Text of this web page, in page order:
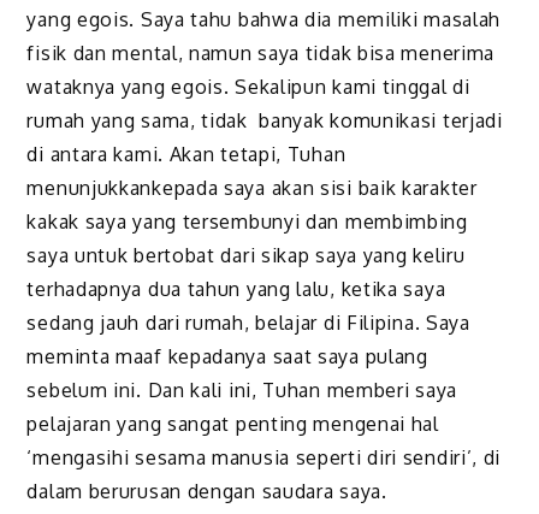
yang egois. Saya tahu bahwa dia memiliki masalah
fisik dan mental, namun saya tidak bisa menerima
wataknya yang egois. Sekalipun kami tinggal di
rumah yang sama, tidak banyak komunikasi terjadi
di antara kami. Akan tetapi, Tuhan
menunjukkankepada saya akan sisi baik karakter
kakak saya yang tersembunyi dan membimbing
saya untuk bertobat dari sikap saya yang keliru
terhadapnya dua tahun yang lalu, ketika saya
sedang jauh dari rumah, belajar di Filipina. Saya
meminta maaf kepadanya saat saya pulang
sebelum ini. Dan kali ini, Tuhan memberi saya
pelajaran yang sangat penting mengenai hal
‘mengasihi sesama manusia seperti diri sendiri’, di
dalam berurusan dengan saudara saya.